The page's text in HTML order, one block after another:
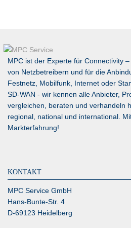
MPC ist der Experte für Connectivity
von Netzbetreibern und für die
Festnetz, Mobilfunk, Internet oder
SD-WAN - wir kennen alle Anbieter,
vergleichen, beraten und verhandeln
regional, national und international.
Markterfahrung!
KONTAKT
MPC Service GmbH
Hans-Bunte-Str. 4
D-69123 Heidelberg